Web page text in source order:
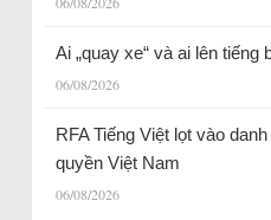
Ai „quay xe“ và ai lên
06/08/2026
RFA Tiếng Việt lọt vào
quyền Việt Nam
06/08/2026